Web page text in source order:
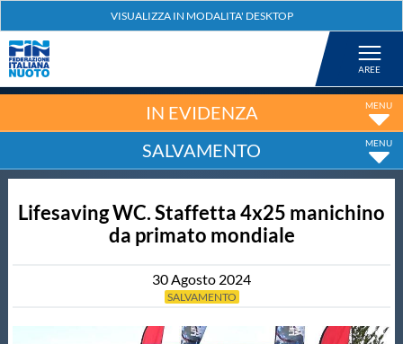
Nuoto
Tuffi
IN EVIDENZA
SALVAMENTO
Lifesaving WC. Staffetta 4x25 manichino
da primato mondiale
30Agosto 2024
SALVAMENTO